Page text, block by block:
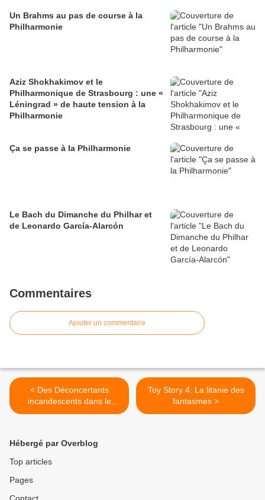
Un Brahms au pas de course à la
Philharmonie
Aziz Shokhakimov et le
Philharmonique de Strasbourg : une «
Léningrad » de haute tension à la
Philharmonie
Ça se passe à la Philharmonie
Le Bach du Dimanche du Philhar et
de Leonardo García-Alarcón
Commentaires
Ajouter un commentaire
< Des Déconcertants
incandescents dans le
5ème de Chostakovitch à la
Toy Story 4: La litanie des
fantasmes >
Hébergé par Overblog
Top articles
Pages